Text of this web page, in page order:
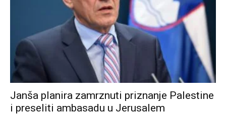
Janša planira zamrznuti priznanje Palestine
i preseliti ambasadu u Jerusalem